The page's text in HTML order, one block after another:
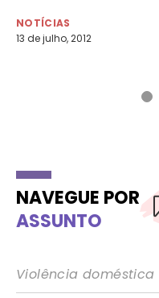
NOTÍCIAS
13 de julho, 2012
NAVEGUE POR
ASSUNTO
Violência